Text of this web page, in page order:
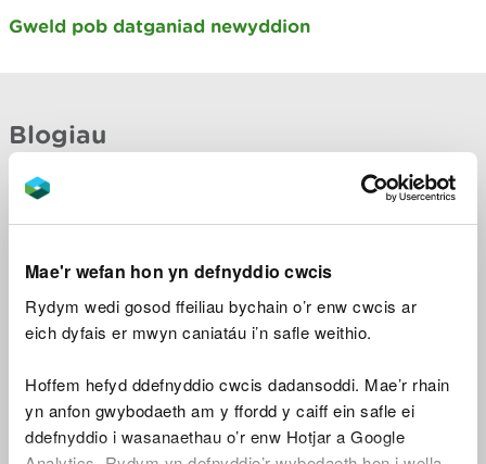
Mae'r wefan hon yn defnyddio cwcis
Rydym wedi gosod ffeiliau bychain o’r enw cwcis ar
eich dyfais er mwyn caniatáu i’n safle weithio.
Hoffem hefyd ddefnyddio cwcis dadansoddi. Mae’r rhain
yn anfon gwybodaeth am y ffordd y caiff ein safle ei
ddefnyddio i wasanaethau o’r enw Hotjar a Google
Gweld pob datganiad newyddion
Blogiau
Edrych yn ôl ar ein
blwyddyn 2025-26: y bobl
20 Gorff 2026